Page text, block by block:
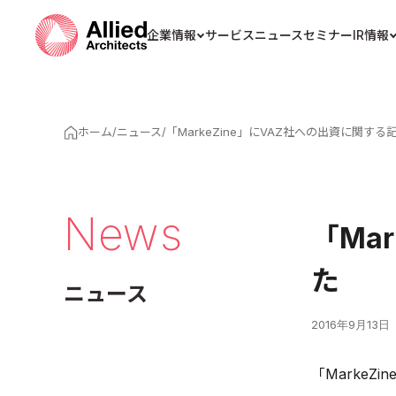
企業情報 サービスニュースセミナーIR情報
ホーム/ニュース/ 「MarkeZine」にVAZ社への出資に関する
News
ニュース
「
た
2016年9月13日
「